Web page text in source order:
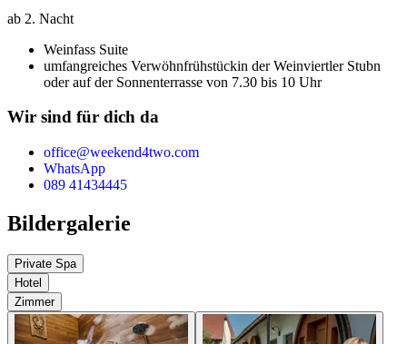
ab 2. Nacht
Weinfass Suite
umfangreiches Verwöhnfrühstückin der Weinviertler Stubn
oder auf der Sonnenterrasse von 7.30 bis 10 Uhr
Wir sind für dich da
office@weekend4two.com
WhatsApp
089 41434445
Bildergalerie
Private Spa
Hotel
Zimmer